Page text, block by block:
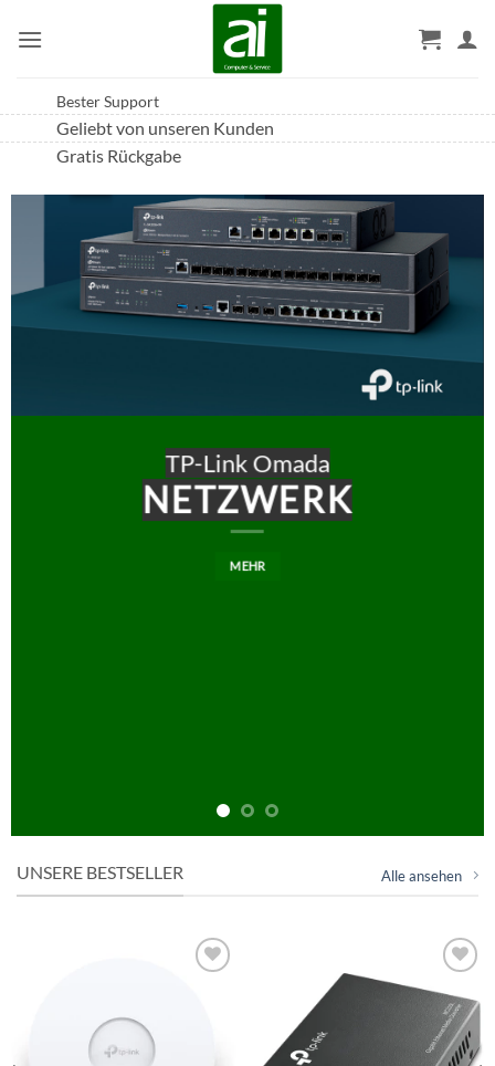
Inhalt
Bester Support
Geliebt von unseren Kunden
Gratis Rückgabe
TP-Link Omada
NETZWERK
MEHR
UNSERE BESTSELLER Alle ansehen
BESTELLLISTE